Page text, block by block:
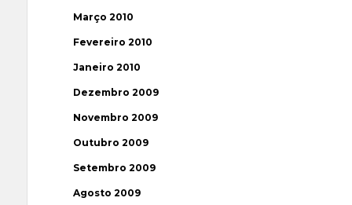
Março 2010
Fevereiro 2010
Janeiro 2010
Dezembro 2009
Novembro 2009
Outubro 2009
Setembro 2009
Agosto 2009